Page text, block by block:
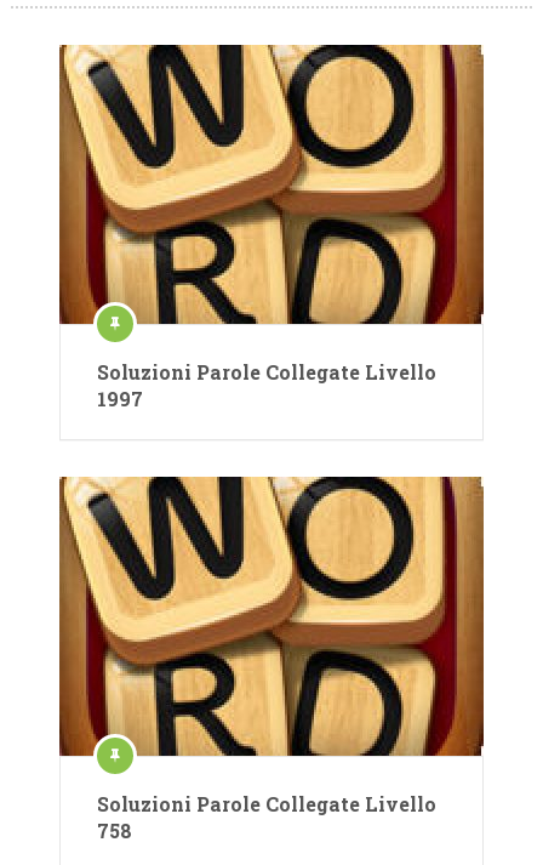
Soluzioni Parole Collegate Livello
1997
Soluzioni Parole Collegate Livello
758